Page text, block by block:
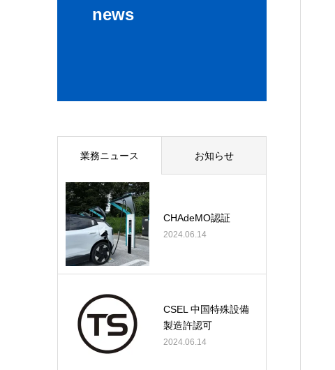
news
業務ニュース お知らせ
CHAdeMO認証
2024.06.14
CSEL 中国特殊設備
製造許認可
2024.06.14